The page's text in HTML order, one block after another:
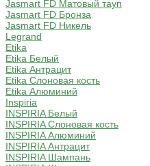
Jasmart FD Матовый тауп
Jasmart FD Бронза
Jasmart FD Никель
Legrand
Etika
Etika Белый
Etika Антрацит
Etika Слоновая кость
Etika Алюминий
Inspiria
INSPIRIA Белый
INSPIRIA Слоновая кость
INSPIRIA Алюминий
INSPIRIA Антрацит
INSPIRIA Шампань